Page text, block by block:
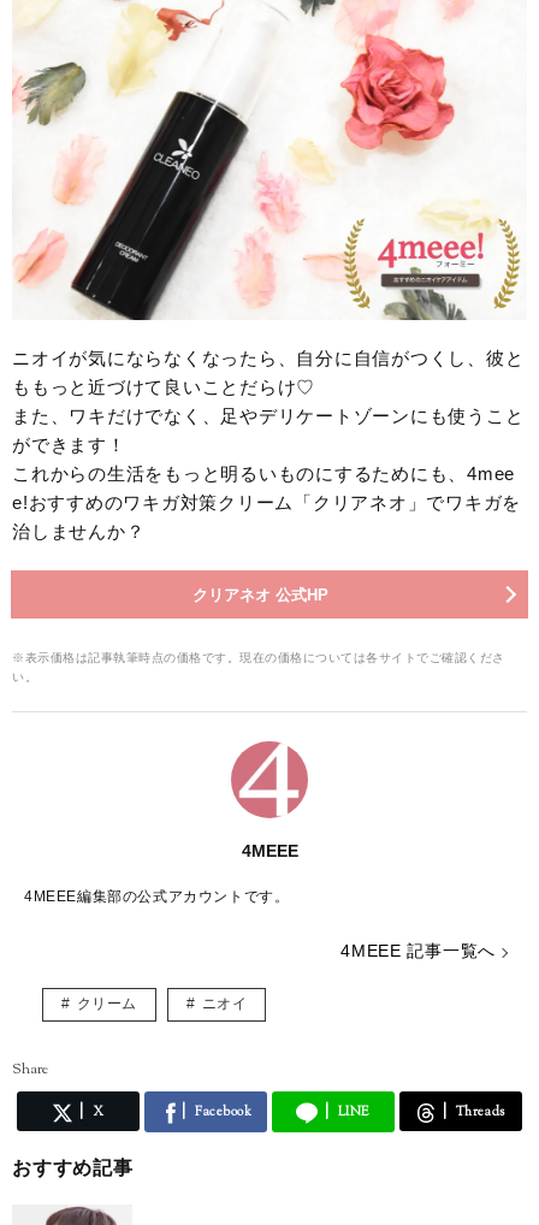
ニオイが気にならなくなったら、自分に自信がつくし、彼と
ももっと近づけて良いことだらけ♡
また、ワキだけでなく、足やデリケートゾーンにも使うこと
ができます！
これからの生活をもっと明るいものにするためにも、4mee
e!おすすめのワキガ対策クリーム「クリアネオ」でワキガを
治しませんか？
クリアネオ 公式HP
※表示価格は記事執筆時点の価格です。現在の価格については各サイトでご確認くださ
い。
4MEEE
4MEEE編集部の公式アカウントです。
4MEEE 記事一覧へ
クリーム ニオイ
Share
X Facebook LINE Threads
おすすめ記事